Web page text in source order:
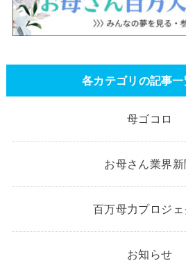
各カテゴリの記事
母ゴコロ
お母さん業界新
百万母力プロジェ
お知らせ